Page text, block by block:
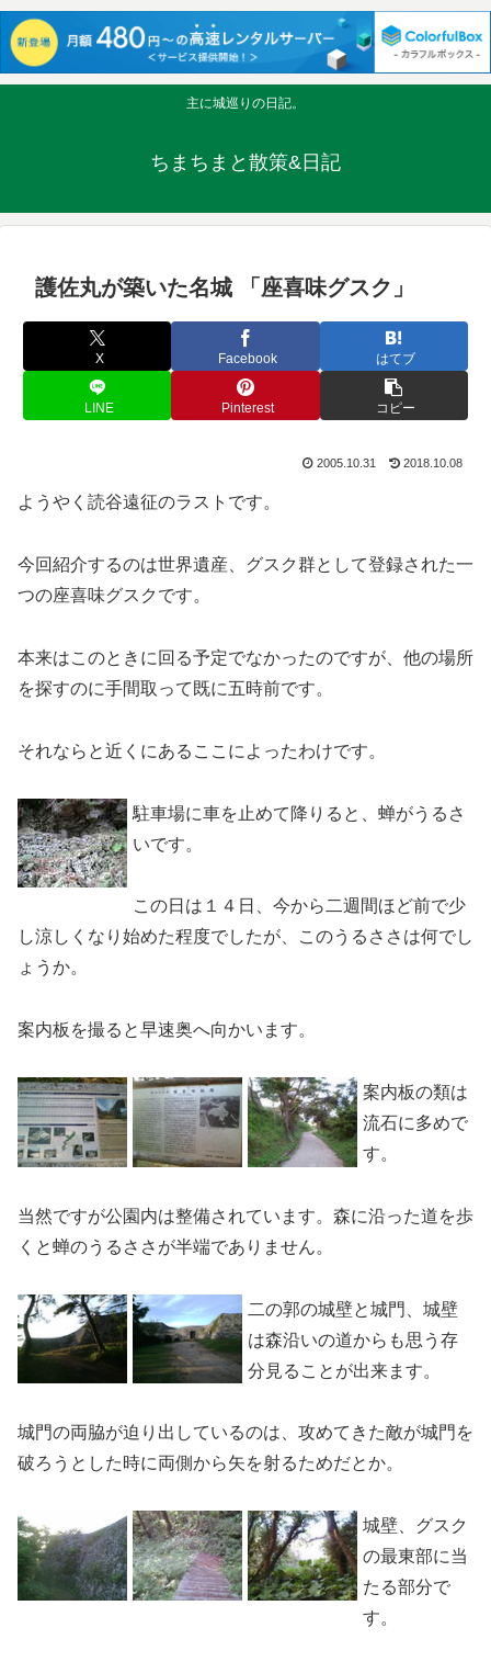
主に城巡りの日記。
ちまちまと散策&日記
護佐丸が築いた名城 「座喜味グスク」
X Facebook はてブ
LINE Pinterest コピー
2005.10.31 2018.10.08
ようやく読谷遠征のラストです。
今回紹介するのは世界遺産、グスク群として登録された一
つの座喜味グスクです。
本来はこのときに回る予定でなかったのですが、他の場所
を探すのに手間取って既に五時前です。
それならと近くにあるここによったわけです。
駐車場に車を止めて降りると、蝉がうるさ
いです。
この日は１４日、今から二週間ほど前で少
し涼しくなり始めた程度でしたが、このうるささは何でし
ょうか。
案内板を撮ると早速奥へ向かいます。
案内板の類は
流石に多めで
す。
当然ですが公園内は整備されています。森に沿った道を歩
くと蝉のうるささが半端でありません。
二の郭の城壁と城門、城壁
は森沿いの道からも思う存
分見ることが出来ます。
城門の両脇が迫り出しているのは、攻めてきた敵が城門を
破ろうとした時に両側から矢を射るためだとか。
城壁、グスク
の最東部に当
たる部分で
す。